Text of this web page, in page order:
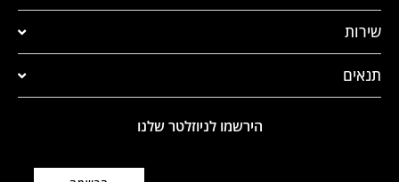
שירות
תנאים
הירשמו לניוזלטר שלנו